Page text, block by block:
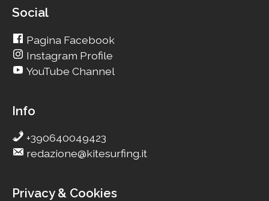
Social
Pagina Facebook
Instagram Profile
YouTube Channel
Info
+390640049423
redazione@kitesurfing.it
Privacy & Cookies